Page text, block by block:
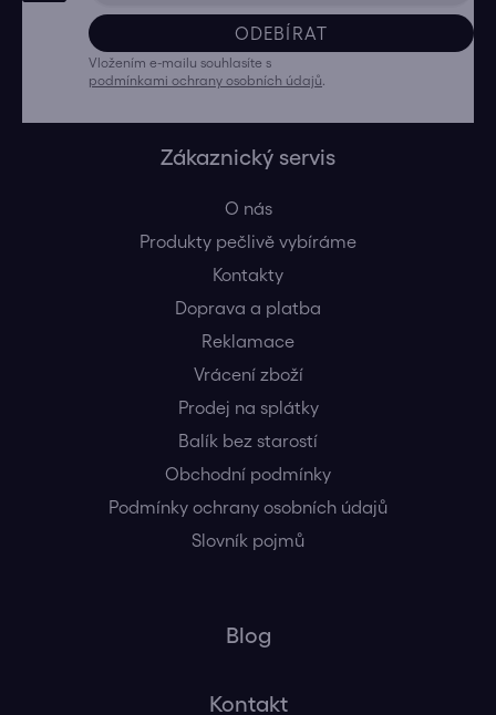
ODEBÍRAT
Vložením e-mailu souhlasíte s
podmínkami ochrany osobních údajů
Zákaznický servis
O nás
Produkty pečlivě vybíráme
Kontakty
Doprava a platba
Reklamace
Vrácení zboží
Prodej na splátky
Balík bez starostí
Obchodní podmínky
Podmínky ochrany osobních údajů
Slovník pojmů
Blog
Kontakt